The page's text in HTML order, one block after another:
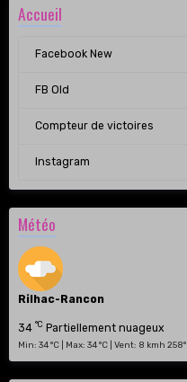
Accueil
Facebook New
FB Old
Compteur de victoires
Instagram
Météo
Rilhac-Rancon
34 °C Partiellement nuageux
Min: 34 °C | Max: 34 °C | Vent: 8 kmh 258°